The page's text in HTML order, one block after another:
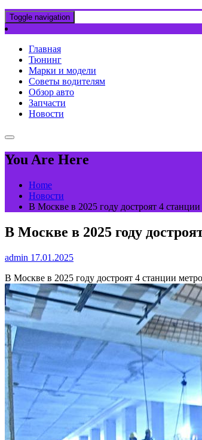
Toggle navigation
Главная
Тюнинг
Марки и модели
Советы водителям
Обзор авто
Запчасти
Новости
You Are Here
Home
Новости
В Москве в 2025 году достроят 4
В Москве в 2025 году
admin 17.01.2025
В Москве в 2025 году достроят 4 станции метро